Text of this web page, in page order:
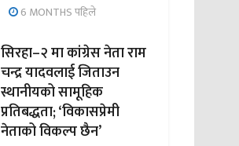
6 MONTHS पहिले
सिरहा–२ मा कांग्रेस नेता राम
चन्द्र यादवलाई जिताउन
स्थानीयको सामूहिक
प्रतिबद्धता; ‘विकासप्रेमी
नेताको विकल्प छैन’